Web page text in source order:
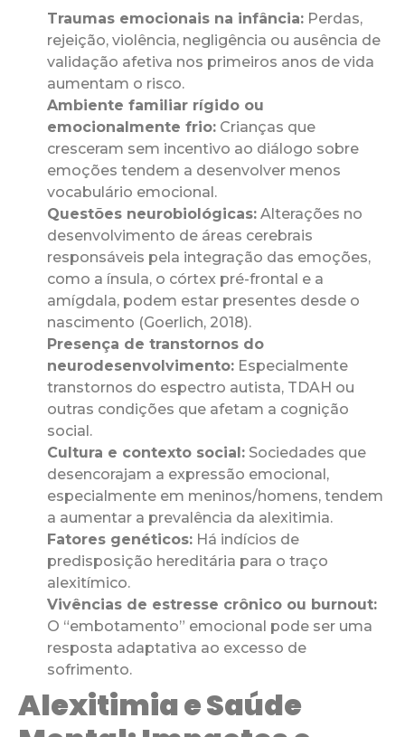
Traumas emocionais na infância: Perdas,
rejeição, violência, negligência ou ausência de
validação afetiva nos primeiros anos de vida
aumentam o risco.
Ambiente familiar rígido ou
emocionalmente frio: Crianças que
cresceram sem incentivo ao diálogo sobre
emoções tendem a desenvolver menos
vocabulário emocional.
Questões neurobiológicas: Alterações no
desenvolvimento de áreas cerebrais
responsáveis pela integração das emoções,
como a ínsula, o córtex pré-frontal e a
amígdala, podem estar presentes desde o
nascimento (Goerlich, 2018).
Presença de transtornos do
neurodesenvolvimento: Especialmente
transtornos do espectro autista, TDAH ou
outras condições que afetam a cognição
social.
Cultura e contexto social: Sociedades que
desencorajam a expressão emocional,
especialmente em meninos/homens, tendem
a aumentar a prevalência da alexitimia.
Fatores genéticos: Há indícios de
predisposição hereditária para o traço
alexitímico.
Vivências de estresse crônico ou burnout:
O “embotamento” emocional pode ser uma
resposta adaptativa ao excesso de
sofrimento.
Alexitimia e Saúde